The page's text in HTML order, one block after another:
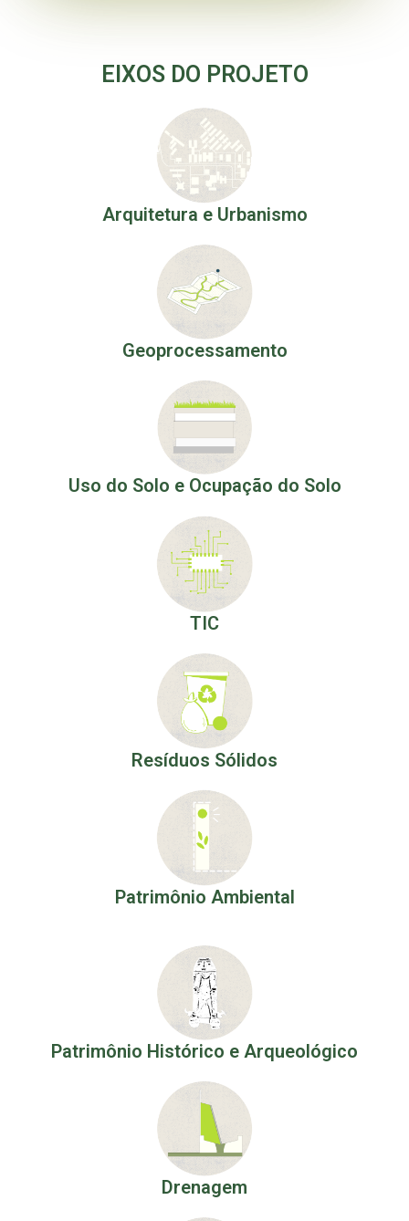
EIXOS DO PROJETO
Arquitetura e Urbanismo
Geoprocessamento
Uso do Solo e Ocupação do Solo
TIC
Resíduos Sólidos
Patrimônio Ambiental
Patrimônio Histórico e Arqueológico
Drenagem